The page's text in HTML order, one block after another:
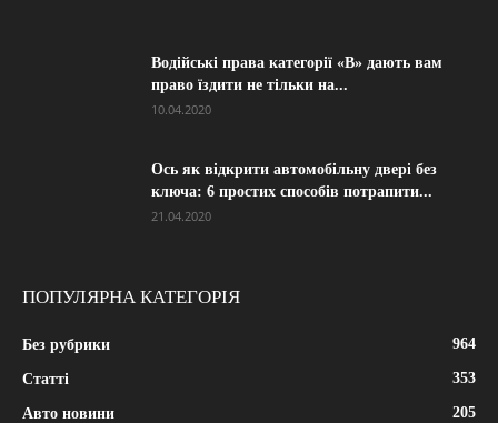
Водійські права категорії «B» дають вам
право їздити не тільки на...
10.04.2020
Ось як відкрити автомобільну двері без
ключа: 6 простих способів потрапити...
21.04.2020
ПОПУЛЯРНА КАТЕГОРІЯ
Без рубрики 964
Статті 353
Авто новини 205